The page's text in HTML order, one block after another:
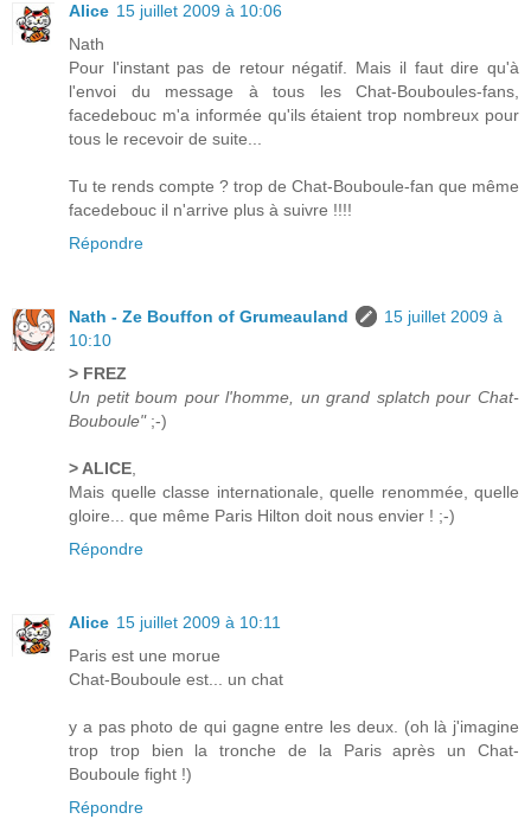
Alice 15 juillet 2009 à 10:06
Nath
Pour l'instant pas de retour négatif. Mais il faut dire qu'à
l'envoi du message à tous les Chat-Bouboules-fans,
facedebouc m'a informée qu'ils étaient trop nombreux pour
tous le recevoir de suite...
Tu te rends compte ? trop de Chat-Bouboule-fan que même
facedebouc il n'arrive plus à suivre !!!!
Répondre
Nath - Ze Bouffon of Grumeauland
15 juillet 2009 à
10:10
> FREZ
Un petit boum pour l'homme, un grand splatch pour Chat-
Bouboule";-)
> ALICE,
Mais quelle classe internationale, quelle renommée, quelle
gloire... que même Paris Hilton doit nous envier ! ;-)
Répondre
Alice 15 juillet 2009 à 10:11
Paris est une morue
Chat-Bouboule est... un chat
y a pas photo de qui gagne entre les deux. (oh là j'imagine
trop trop bien la tronche de la Paris après un Chat-
Bouboule fight !)
Répondre